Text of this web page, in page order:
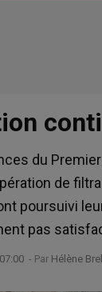
du
de
poursuivi
pas
- Par Hélène